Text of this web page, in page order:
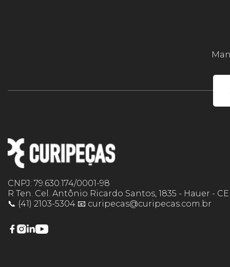
CNPJ: 79.630.174/0001-98
R Ten. Cel. Antônio Ricardo Santos, 1835 - Hauer -
📞 (41) 2103-5304 📧 curipecas@curipecas.com.br